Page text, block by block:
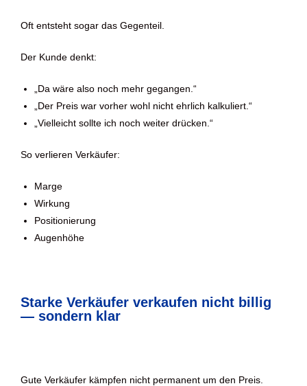
Oft entsteht sogar das Gegenteil.
Der Kunde denkt:
„Da wäre also noch mehr gegangen.“
„Der Preis war vorher wohl nicht ehrlich kalkuliert.“
„Vielleicht sollte ich noch weiter drücken.“
So verlieren Verkäufer:
Marge
Wirkung
Positionierung
Augenhöhe
Starke Verkäufer verkaufen nicht billig
— sondern klar
Gute Verkäufer kämpfen nicht permanent um den Preis.